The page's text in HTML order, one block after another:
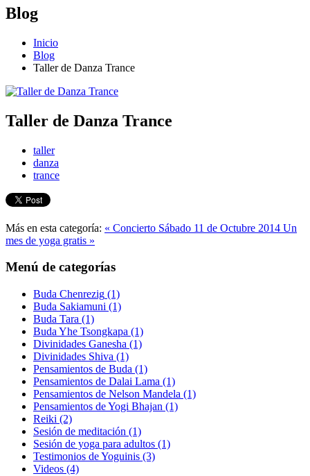
Blog
Inicio
Blog
Taller de Danza Trance
Taller de Danza Trance
taller
danza
trance
Más en esta categoría: « Concierto Sábado 11 de Octubre 2014 Un
mes de yoga gratis »
Menú de categorías
Buda Chenrezig (1)
Buda Sakiamuni (1)
Buda Tara (1)
Buda Yhe Tsongkapa (1)
Divinidades Ganesha (1)
Divinidades Shiva (1)
Pensamientos de Buda (1)
Pensamientos de Dalai Lama (1)
Pensamientos de Nelson Mandela (1)
Pensamientos de Yogi Bhajan (1)
Reiki (2)
Sesión de meditación (1)
Sesión de yoga para adultos (1)
Testimonios de Yoguinis (3)
Videos (4)